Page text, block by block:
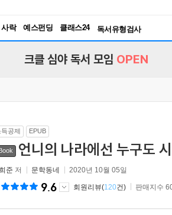
사락 예스펀딩 클래스24
독서유형검사
RBTI Lab
크클 심야 독서 모임 OPEN
득공제 EPUB
언니의 나라에선 누구도
준 저 문학동네 2020년 10월 05일
9.6 회원리뷰(120건) 판매지수